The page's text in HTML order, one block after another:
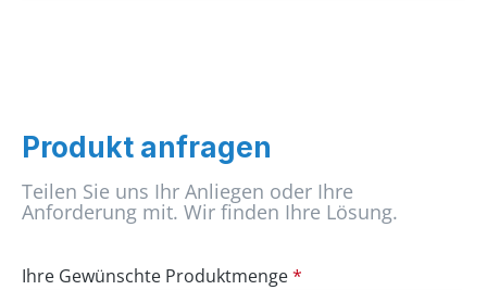
Produkt anfragen
Teilen Sie uns Ihr Anliegen oder Ihre
Anforderung mit. Wir finden Ihre Lösung.
Ihre Gewünschte Produktmenge*